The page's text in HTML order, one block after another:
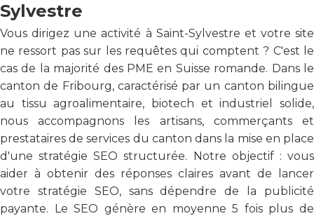
Sylvestre
Vous dirigez une activité à Saint-Sylvestre et votre site
ne ressort pas sur les requêtes qui comptent ? C'est le
cas de la majorité des PME en Suisse romande. Dans le
canton de Fribourg, caractérisé par un canton bilingue
au tissu agroalimentaire, biotech et industriel solide,
nous accompagnons les artisans, commerçants et
prestataires de services du canton dans la mise en place
d'une stratégie SEO structurée. Notre objectif : vous
aider à obtenir des réponses claires avant de lancer
votre stratégie SEO, sans dépendre de la publicité
payante. Le SEO génère en moyenne 5 fois plus de